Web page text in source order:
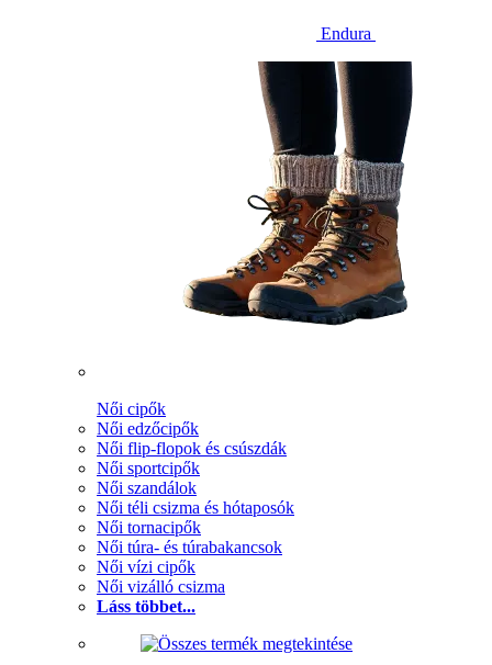
Endura
Női cipők
Női edzőcipők
Női flip-flopok és csúszdák
Női sportcipők
Női szandálok
Női téli csizma és hótaposók
Női tornacipők
Női túra- és túrabakancsok
Női vízi cipők
Női vizálló csizma
Láss többet...